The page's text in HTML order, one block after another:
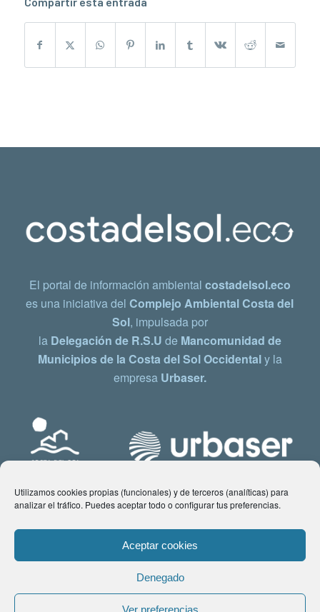
Utilizamos cookies propias (funcionales) y de terceros (analíticas) para
analizar el tráfico. Puedes aceptar todo o configurar tus preferencias.
Aceptar cookies
Denegado
Ver preferencias
El portal de información ambiental costadelsol.eco
es una iniciativa delComplejo Ambiental Costa del
Sol, impulsada por
la Delegación de R.S.U de Mancomunidad de
Municipios de la Costa del Sol Occidentaly la
empresa Urbaser.
© Copyright 2021 www.costadelsol.eco. Todos los derechos reservados |